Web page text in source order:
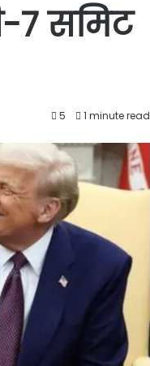
7 समिट
5 1 minute read